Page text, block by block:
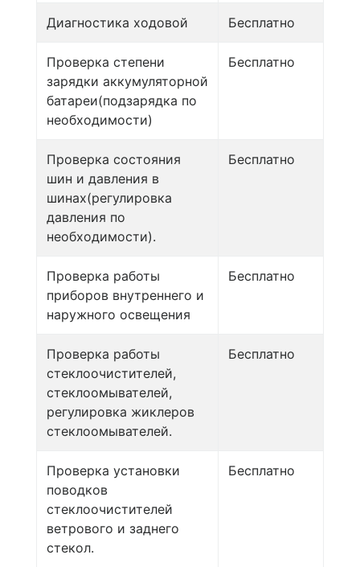
Диагностика ходовой Бесплатно
Проверка степени
зарядки аккумуляторной
батареи(подзарядка по
необходимости)
Бесплатно
Проверка состояния
шин и давления в
шинах(регулировка
давления по
необходимости).
Бесплатно
Проверка работы
приборов внутреннего и
наружного освещения
Бесплатно
Проверка работы
стеклоочистителей,
стеклоомывателей,
регулировка жиклеров
стеклоомывателей.
Бесплатно
Проверка установки
поводков
стеклоочистителей
ветрового и заднего
стекол.
Бесплатно